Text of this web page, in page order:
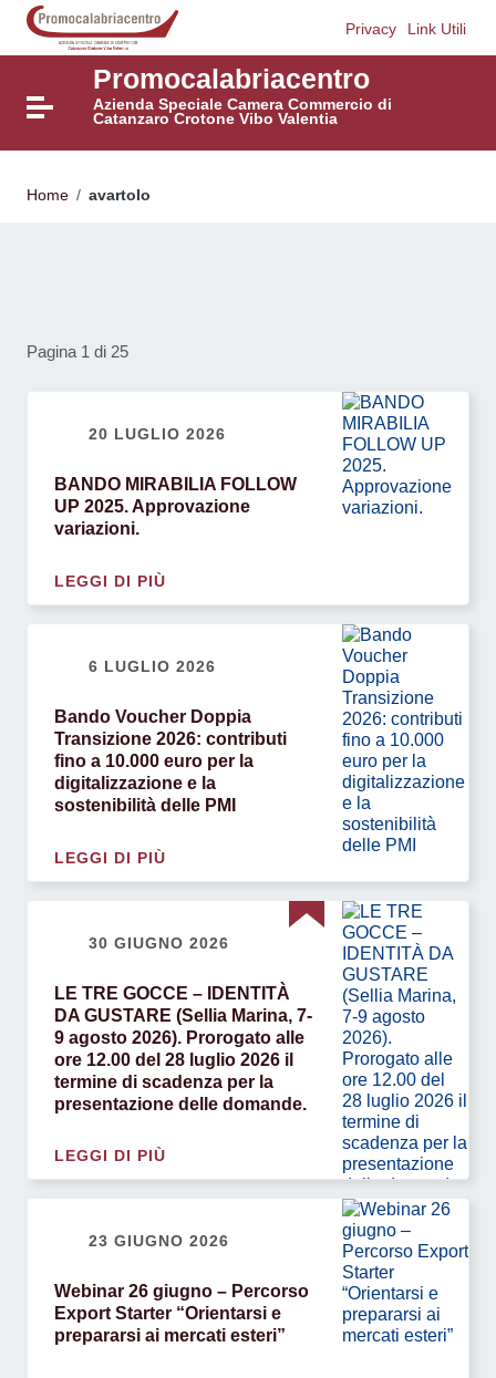
Vai ai contenuti
Vai al menu di navigazione
Vai al footer
Privacy Link Utili
Attiva / disattiva la navigazione
Promocalabriacentro
Azienda Speciale Camera Commercio di
Catanzaro Crotone Vibo Valentia
Home / avartolo
Pagina 1 di 25
20 LUGLIO 2026
BANDO MIRABILIA FOLLOW
UP 2025. Approvazione
variazioni.
LEGGI DI PIÙ
6 LUGLIO 2026
Bando Voucher Doppia
Transizione 2026: contributi
fino a 10.000 euro per la
digitalizzazione e la
sostenibilità delle PMI
LEGGI DI PIÙ
30 GIUGNO 2026
LE TRE GOCCE – IDENTITÀ
DA GUSTARE (Sellia Marina, 7-
9 agosto 2026). Prorogato alle
ore 12.00 del 28 luglio 2026 il
termine di scadenza per la
presentazione delle domande.
LEGGI DI PIÙ
23 GIUGNO 2026
Webinar 26 giugno – Percorso
Export Starter “Orientarsi e
prepararsi ai mercati esteri”